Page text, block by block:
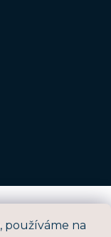
používáme na